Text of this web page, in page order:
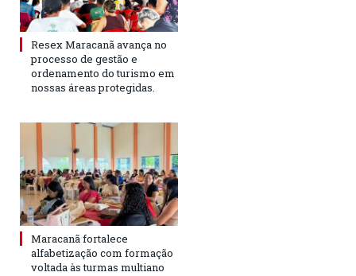
Resex Maracanã avança no
processo de gestão e
ordenamento do turismo em
nossas áreas protegidas.
Maracanã fortalece
alfabetização com formação
voltada às turmas multiano